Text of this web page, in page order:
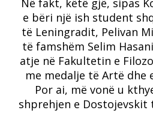
Në fakt, këtë gjë, sipas
e bëri një ish student
të Leningradit, Pelivan
të famshëm Selim
atje në Fakultetin e
me medalje të Artë dhe
Por ai, më vonë u
shprehjen e Dostojevskit